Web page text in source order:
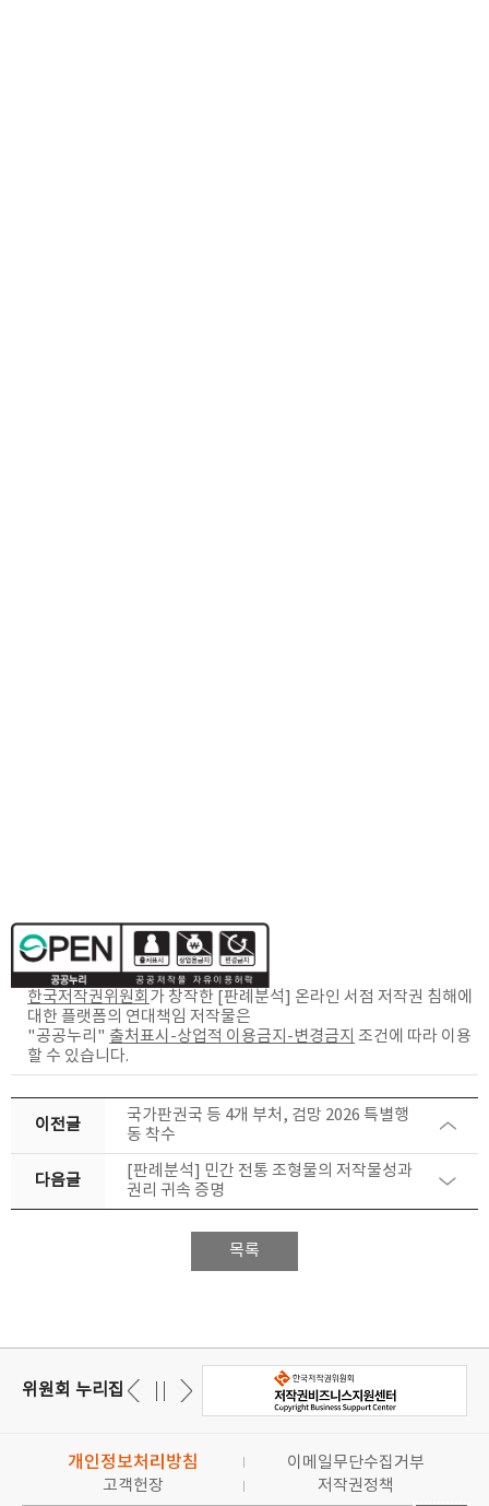
한국저작권위원회 가 창작한 [판례분석] 온라인 서점 저작권 침해에
대한 플랫폼의 연대책임 저작물은
"공공누리" 출처표시-상업적 이용금지-변경금지 조건에 따라 이용
할 수 있습니다.
이전글
국가판권국 등 4개 부처, 검망 2026 특별행
동 착수
다음글
[판례분석] 민간 전통 조형물의 저작물성과
권리 귀속 증명
목록
위원회 누리집
개인정보처리방침
이메일무단수집거부
고객헌장
저작권정책